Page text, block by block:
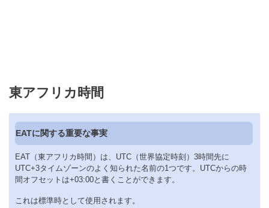
東アフリカ時間
EATに関する重要な事実
EAT（東アフリカ時間）は、UTC（世界協定時刻）3時間先に
UTC+3タイムゾーンのよく知られた名前の1つです。UTCからの時
間オフセットは+03:00と書くことができます。
これは標準時として使用されます。